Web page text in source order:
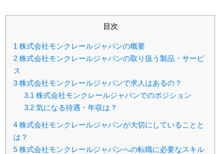
目次
1 株式会社モンクレールジャパンの概要
2 株式会社モンクレールジャパンの取り扱う製品・サービ
ス
3 株式会社モンクレールジャパンで求人はあるの？
3.1 株式会社モンクレールジャパンでのポジション
3.2 気になる待遇・年収は？
4 株式会社モンクレールジャパンが大切にしていることと
は？
5 株式会社モンクレールジャパンへの転職に必要なスキル